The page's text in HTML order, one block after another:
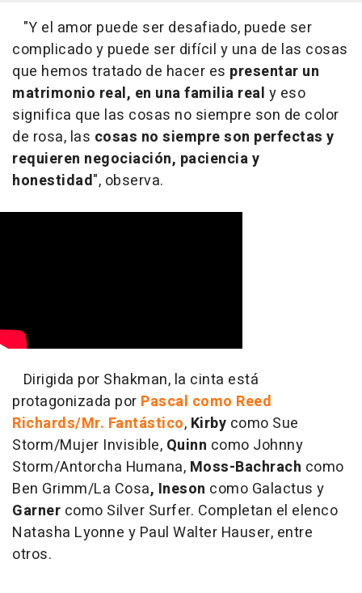
"Y el amor puede ser desafiado, puede ser
complicado y puede ser difícil y una de las cosas
que hemos tratado de hacer es presentar un
matrimonio real, en una familia real y eso
significa que las cosas no siempre son de color
de rosa, las cosas no siempre son perfectas y
requieren negociación, paciencia y
honestidad", observa.
Dirigida por Shakman, la cinta está
protagonizada por Pascal como Reed
Richards/Mr. Fantástico, Kirby como Sue
Storm/Mujer Invisible, Quinn como Johnny
Storm/Antorcha Humana, Moss-Bachrach como
Ben Grimm/La Cosa, Ineson como Galactus y
Garner como Silver Surfer. Completan el elenco
Natasha Lyonne y Paul Walter Hauser, entre
otros.